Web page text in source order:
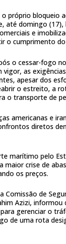
próprio bloqueio
até domingo (17),
e
o cumprimento
o cessar-fogo
as
apesar dos
o estreito, a
o transporte de
americanas e
diretos
marítimo pelo
maior crise de
os preços.
Comissão de
Azizi, informou
gerenciar o
de uma rota